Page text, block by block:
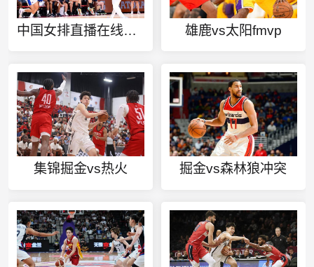
中国女排直播在线观看 雄鹿vs太阳fmvp
集锦掘金vs热火 掘金vs森林狼冲突